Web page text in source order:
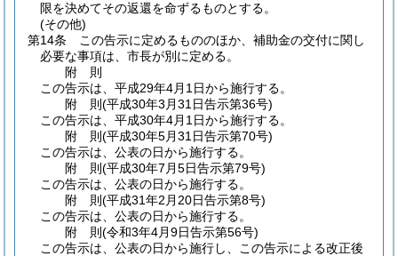
限を決めてその返還を命ずるものとする。
(その他)
第14条
この告示に定めるもののほか、補助金の交付に関し
必要な事項は、市長が別に定める。
附 則
この告示は、平成29年4月1日から施行する。
附 則(平成30年3月31日告示第36号)
この告示は、平成30年4月1日から施行する。
附 則(平成30年5月31日告示第70号)
この告示は、公表の日から施行する。
附 則(平成30年7月5日告示第79号)
この告示は、公表の日から施行する。
附 則(平成31年2月20日告示第8号)
この告示は、公表の日から施行する。
附 則(令和3年4月9日告示第56号)
この告示は、公表の日から施行し、この告示による改正後